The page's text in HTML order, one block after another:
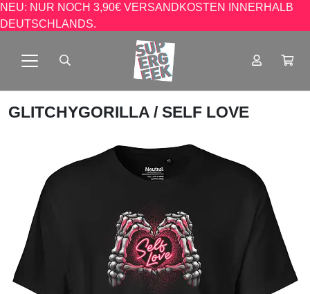
NEU: NUR NOCH 3,90€ VERSANDKOSTEN INNERHALB
DEUTSCHLANDS.
GLITCHYGORILLA / SELF LOVE